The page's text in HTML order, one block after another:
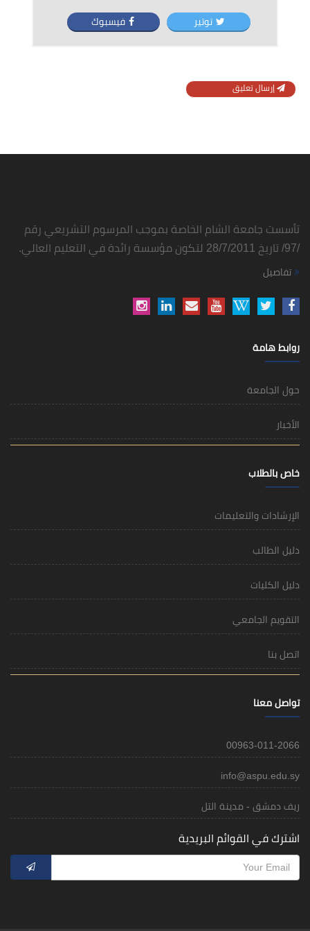
توتير فيسبوك
إرسال تعليق
تأسست جامعة الشام الخاصة بموجب المرسوم التشريعي رقم
/97/ تاريخ 28/7/2011 لتكون مؤسسة رائدة في التعليم العالي.
تفاصيل
روابط هامة
حول الجامعة
الأخبار
خاص بالطلاب
الإرشادات والتعليمات
دليل الطالب
دليل الكليات
التقويم الجامعي
اتصل بنا
تواصل معنا
00963-011-2066
info@aspu.edu.sy
ريف دمشق - مدينة التل
اشترك في القوائم البريدية